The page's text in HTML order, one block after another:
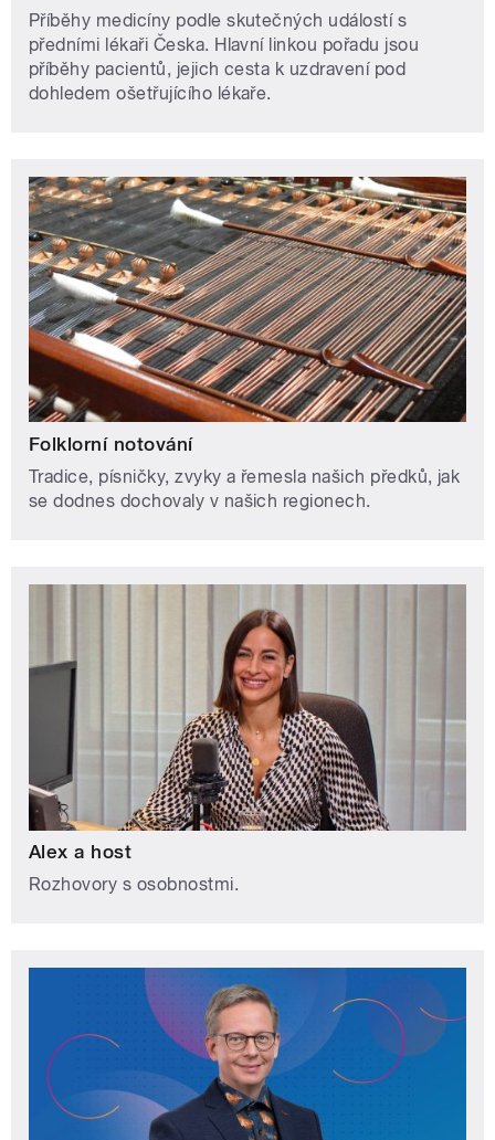
Příběhy medicíny podle skutečných událostí s
předními lékaři Česka. Hlavní linkou pořadu jsou
příběhy pacientů, jejich cesta k uzdravení pod
dohledem ošetřujícího lékaře.
Folklorní notování
Tradice, písničky, zvyky a řemesla našich předků, jak
se dodnes dochovaly v našich regionech.
Alex a host
Rozhovory s osobnostmi.